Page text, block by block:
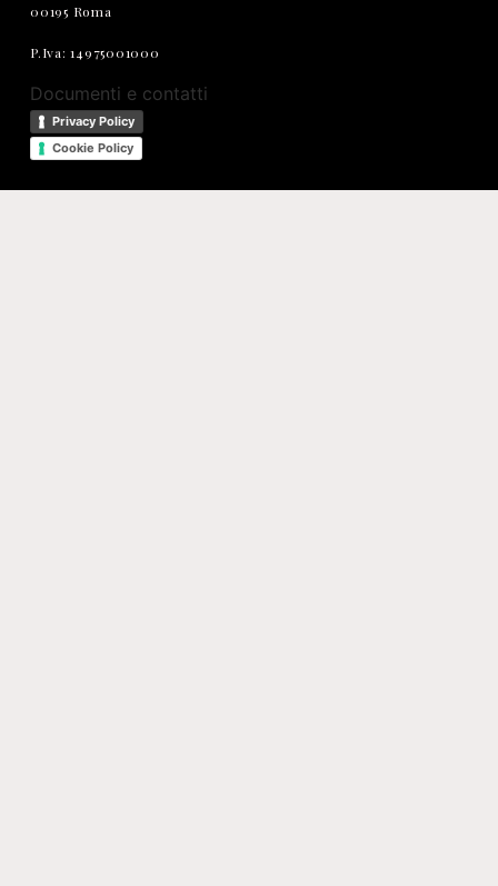
00195 Roma
P.Iva: 14975001000
Documenti e contatti
Privacy Policy
Cookie Policy